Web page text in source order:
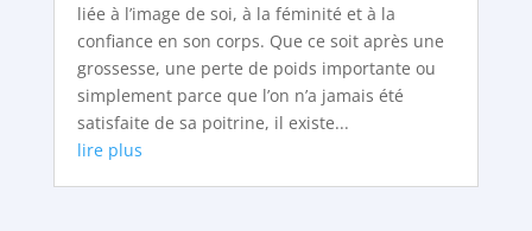
liée à l’image de soi, à la féminité et à la
confiance en son corps. Que ce soit après une
grossesse, une perte de poids importante ou
simplement parce que l’on n’a jamais été
satisfaite de sa poitrine, il existe...
lire plus